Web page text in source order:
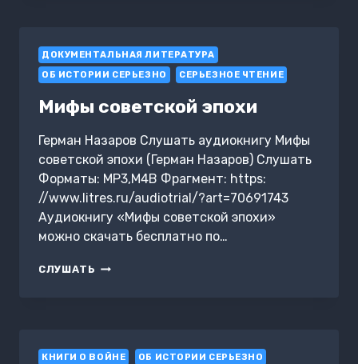
ДОКУМЕНТАЛЬНАЯ ЛИТЕРАТУРА
ОБ ИСТОРИИ СЕРЬЕЗНО
СЕРЬЕЗНОЕ ЧТЕНИЕ
Мифы советской эпохи
Герман Назаров Слушать аудиокнигу Мифы
советской эпохи (Герман Назаров) Слушать
Форматы: MP3,M4B Фрагмент: https:
//www.litres.ru/audiotrial/?art=70691743
Аудиокнигу «Мифы советской эпохи»
можно скачать бесплатно по…
СЛУШАТЬ МИФЫ
КНИГИ О ВОЙНЕ
ОБ ИСТОРИИ СЕРЬЕЗНО